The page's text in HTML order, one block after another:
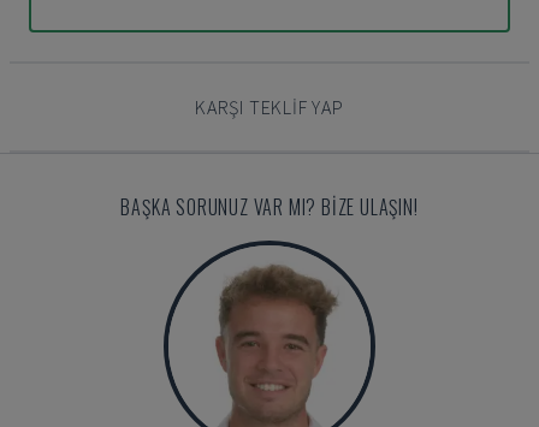
KARŞI TEKLIF YAP
BAŞKA SORUNUZ VAR MI? BIZE ULAŞIN!